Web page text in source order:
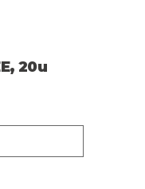
20u